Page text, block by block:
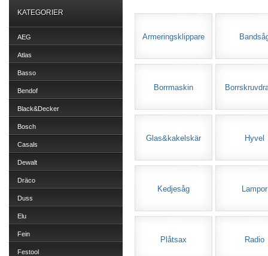
KATEGORIER
AEG
Atlas
Basso
Bendof
Black&Decker
Bosch
Casals
Dewalt
Dräco
Duss
Elu
Fein
Festool
Armeringsklippare
Borrmaskin
Glas&kakelskär Hyvel
Kedjesåg Lampor
Plåtsax Radio